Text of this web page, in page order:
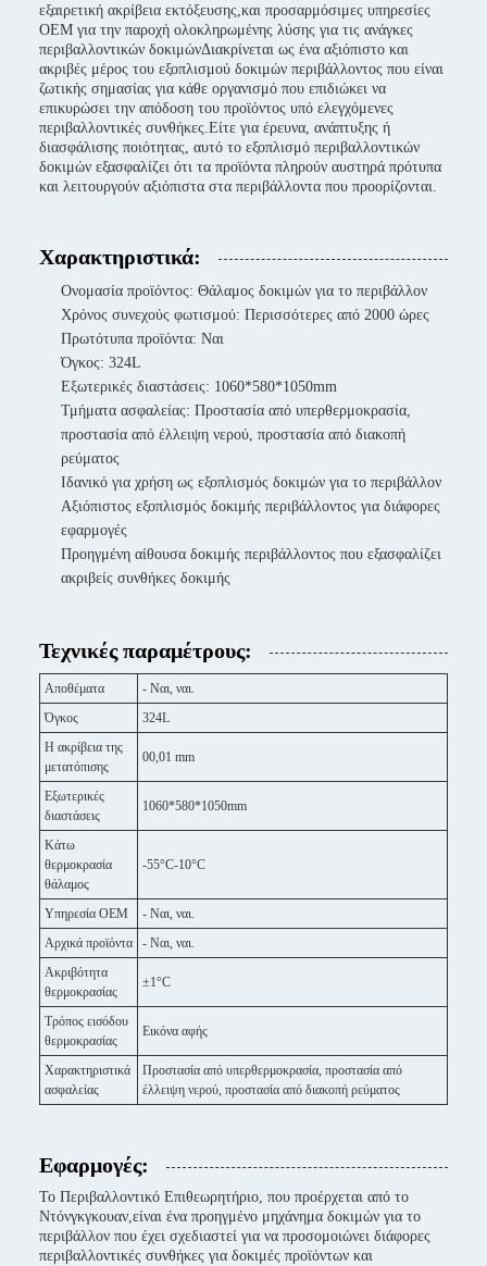
εξαιρετική ακρίβεια εκτόξευσης,και προσαρμόσιμες υπηρεσίες
OEM για την παροχή ολοκληρωμένης λύσης για τις ανάγκες
περιβαλλοντικών δοκιμώνΔιακρίνεται ως ένα αξιόπιστο και
ακριβές μέρος του εξοπλισμού δοκιμών περιβάλλοντος που είναι
ζωτικής σημασίας για κάθε οργανισμό που επιδιώκει να
επικυρώσει την απόδοση του προϊόντος υπό ελεγχόμενες
περιβαλλοντικές συνθήκες.Είτε για έρευνα, ανάπτυξης ή
διασφάλισης ποιότητας, αυτό το εξοπλισμό περιβαλλοντικών
δοκιμών εξασφαλίζει ότι τα προϊόντα πληρούν αυστηρά πρότυπα
και λειτουργούν αξιόπιστα στα περιβάλλοντα που προορίζονται.
Χαρακτηριστικά:
Ονομασία προϊόντος: Θάλαμος δοκιμών για το περιβάλλον
Χρόνος συνεχούς φωτισμού: Περισσότερες από 2000 ώρες
Πρωτότυπα προϊόντα: Ναι
Όγκος: 324L
Εξωτερικές διαστάσεις: 1060*580*1050mm
Τμήματα ασφαλείας: Προστασία από υπερθερμοκρασία,
προστασία από έλλειψη νερού, προστασία από διακοπή
ρεύματος
Ιδανικό για χρήση ως εξοπλισμός δοκιμών για το περιβάλλον
Αξιόπιστος εξοπλισμός δοκιμής περιβάλλοντος για διάφορες
εφαρμογές
Προηγμένη αίθουσα δοκιμής περιβάλλοντος που εξασφαλίζει
ακριβείς συνθήκες δοκιμής
Τεχνικές παραμέτρους:
Αποθέματα
- Ναι, ναι.
Όγκος
324L
Η ακρίβεια της
μετατόπισης
00,01 mm
Εξωτερικές
διαστάσεις
1060*580*1050mm
Κάτω
θερμοκρασία
θάλαμος
-55°C-10°C
Υπηρεσία OEM
- Ναι, ναι.
Αρχικά προϊόντα
- Ναι, ναι.
Ακριβότητα
θερμοκρασίας
±1°C
Τρόπος εισόδου
θερμοκρασίας
Εικόνα αφής
Χαρακτηριστικά
ασφαλείας
Προστασία από υπερθερμοκρασία, προστασία από
έλλειψη νερού, προστασία από διακοπή ρεύματος
Εφαρμογές:
Το Περιβαλλοντικό Επιθεωρητήριο, που προέρχεται από το
Ντόνγκγκουαν,είναι ένα προηγμένο μηχάνημα δοκιμών για το
περιβάλλον που έχει σχεδιαστεί για να προσομοιώνει διάφορες
περιβαλλοντικές συνθήκες για δοκιμές προϊόντων και